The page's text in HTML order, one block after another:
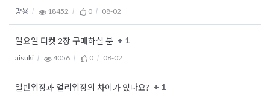
먕묭 18452 0 08-02
일요일 티켓 2장 구매하실 분 + 1
aisuki 4056 0 08-02
일반입장과 얼리입장의 차이가 있나요? + 1